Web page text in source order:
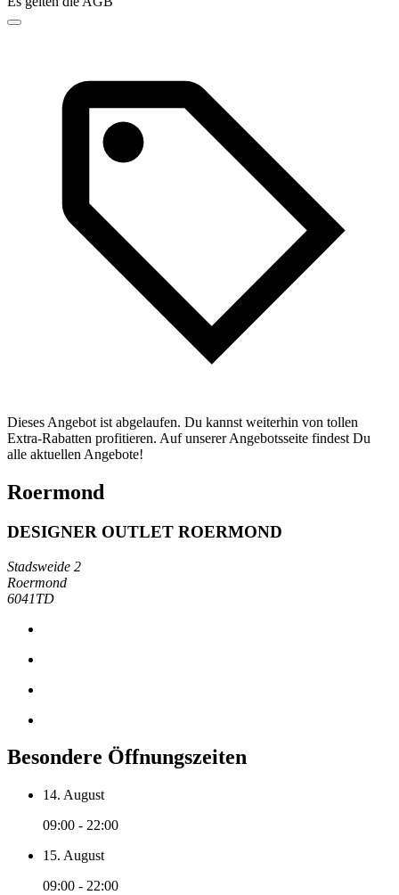
Dieses Angebot ist abgelaufen. Du kannst weiterhin von tollen
Extra-Rabatten profitieren. Auf unserer Angebotsseite findest Du
alle aktuellen Angebote!
Roermond
DESIGNER OUTLET ROERMOND
Stadsweide 2
Roermond
6041TD
Besondere Öffnungszeiten
14. August
09:00 - 22:00
15. August
09:00 - 22:00